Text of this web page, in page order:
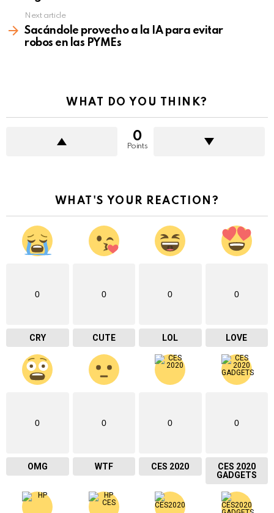
Next article
Sacándole provecho a la IA para evitar
robos en las PYMEs
WHAT DO YOU THINK?
0
Points
WHAT'S YOUR REACTION?
0
CRY
0
CUTE
0
LOL
0
LOVE
0
OMG
0
WTF
0
CES 2020
0
CES 2020
GADGETS